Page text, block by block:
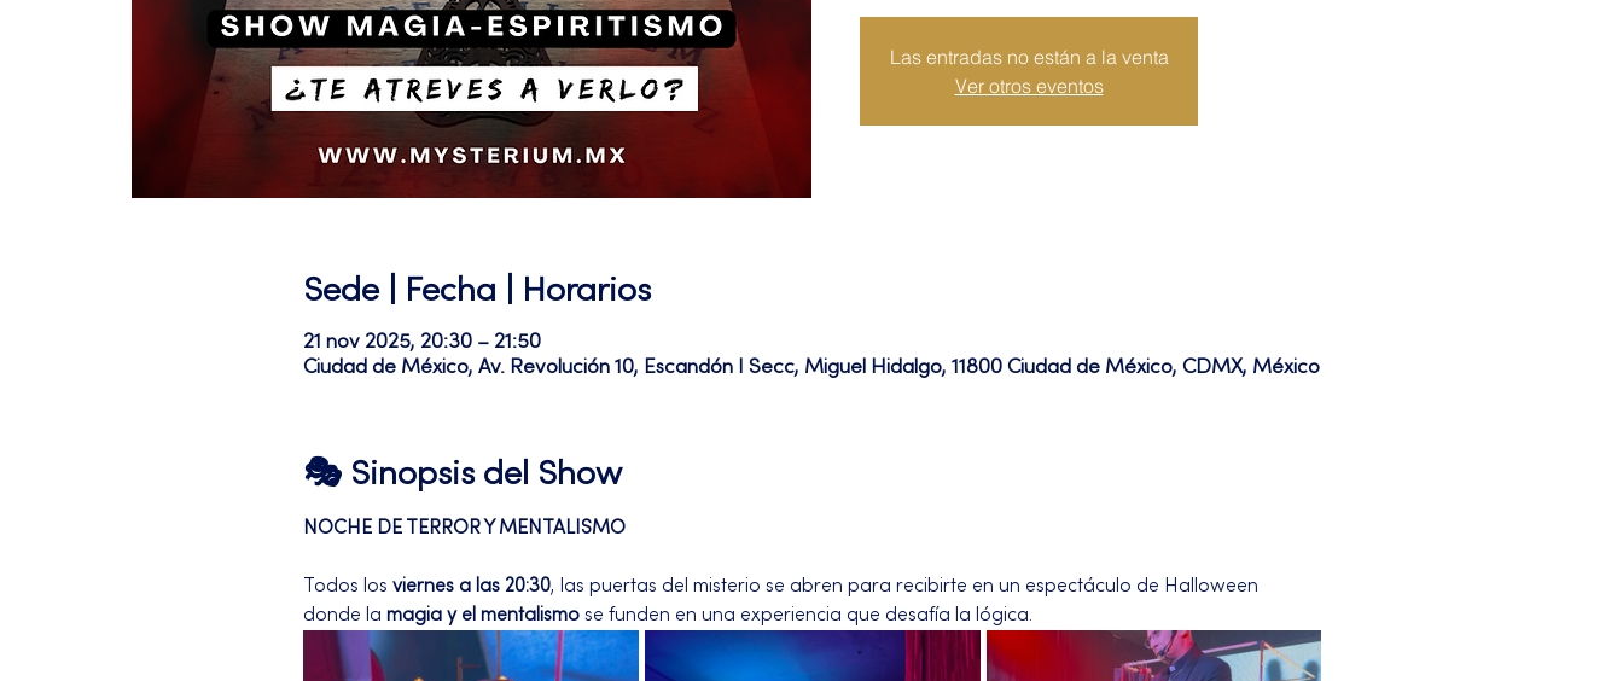
Las entradas no están a la venta
Ver otros eventos
Sede | Fecha | Horarios
21 nov 2025, 20:30 – 21:50
Ciudad de México, Av. Revolución 10, Escandón I Secc, Miguel Hidalgo, 11800 Ciudad de México, CDMX, México
🎭 Sinopsis del Show
NOCHE DE TERROR Y MENTALISMO
Todos los viernes a las 20:30, las puertas del misterio se abren para recibirte en un espectáculo de Halloween
donde la magia y el mentalismo se funden en una experiencia que desafía la lógica.